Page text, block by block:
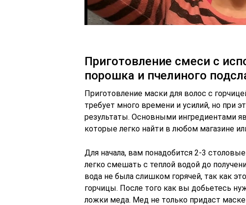
Приготовление смеси с
порошка и пчелиного
Приготовление маски для волос с
требует много времени и усилий, но при
результаты. Основными ингредиентами
которые легко найти в любом магазине
Для начала, вам понадобится 2-3
легко смешать с теплой водой до
вода не была слишком горячей, так как
горчицы. После того как вы добьетесь
ложки меда. Мед не только придаст